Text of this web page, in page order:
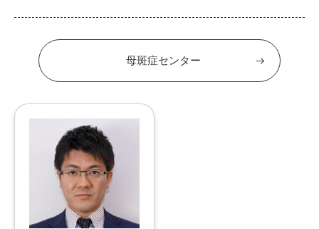
母斑症センター